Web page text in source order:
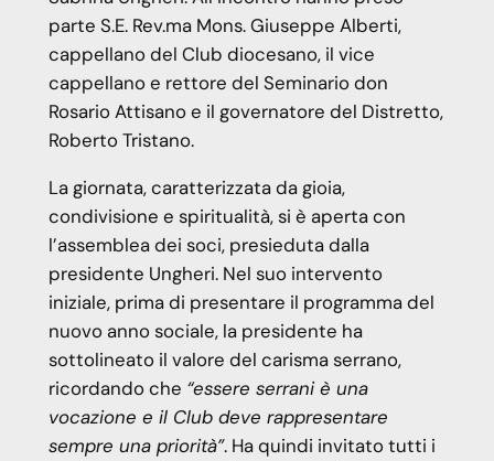
parte S.E. Rev.ma Mons. Giuseppe Alberti,
cappellano del Club diocesano, il vice
cappellano e rettore del Seminario don
Rosario Attisano e il governatore del Distretto,
Roberto Tristano.
La giornata, caratterizzata da gioia,
condivisione e spiritualità, si è aperta con
l’assemblea dei soci, presieduta dalla
presidente Ungheri. Nel suo intervento
iniziale, prima di presentare il programma del
nuovo anno sociale, la presidente ha
sottolineato il valore del carisma serrano,
ricordando che “essere serrani è una
vocazione e il Club deve rappresentare
sempre una priorità”. Ha quindi invitato tutti i